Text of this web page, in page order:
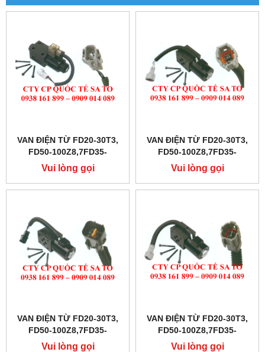
VAN ĐIỆN TỪ FD20-30T3,
FD50-100Z8,7FD35-
50,FD10-30N
Vui lòng gọi
VAN ĐIỆN TỪ FD20-30T3,
FD50-100Z8,7FD35-
50,FD10-30N
Vui lòng gọi
VAN ĐIỆN TỪ FD20-30T3,
FD50-100Z8,7FD35-
50,FD10-30N
Vui lòng gọi
VAN ĐIỆN TỪ FD20-30T3,
FD50-100Z8,7FD35-
50,FD10-30N
Vui lòng gọi